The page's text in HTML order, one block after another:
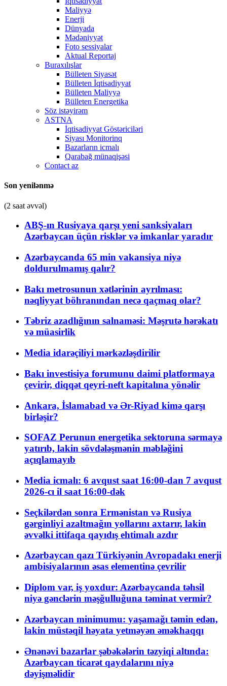
Maliyyə
Enerji
Dünyada
Mədəniyyət
Foto sessiyalar
Aktual Reportaj
Buraxılışlar
Bülleten Siyasət
Bülleten İqtisadiyyat
Bülleten Maliyyə
Bülleten Energetika
Söz istəyirəm
ASTNA
İqtisadiyyat Göstəriciləri
Siyası Monitorinq
Bazarların icmalı
Qarabağ münaqişəsi
Contact az
Son yenilənmə
(2 saat əvvəl)
ABŞ-ın Rusiyaya qarşı yeni sanksiyaları
Azərbaycan üçün risklər və imkanlar yaradır
Azərbaycanda 65 min vakansiya niyə
doldurulmamış qalır?
Bakı metrosunun xətlərinin ayrılması:
nəqliyyat böhranından necə qaçmaq olar?
Təbriz azadlığının salnaməsi: Məşrutə hərəkatı
və müasirlik
Media idarəçiliyi mərkəzləşdirilir
Bakı investisiya forumunu daimi platformaya
çevirir, diqqət qeyri-neft kapitalına yönəlir
Ankara, İslamabad və Ər-Riyad kimə qarşı
birləşir?
SOFAZ Perunun energetika sektoruna sərmayə
yatırıb, lakin sövdələşmənin məbləğini
açıqlamayıb
Media icmalı: 6 avqust saat 16:00-dan 7 avqust
2026-cı il saat 16:00-dək
Seçkilərdən sonra Ermənistan və Rusiya
gərginliyi azaltmağın yollarını axtarır, lakin
əvvəlki ittifaqa qayıdış ehtimalı azdır
Azərbaycan qazı Türkiyənin Avropadakı enerji
ambisiyalarının əsas elementinə çevrilir
Diplom var, iş yoxdur: Azərbaycanda təhsil
niyə gənclərin məşğulluğuna təminat vermir?
Azərbaycan minimumu: yaşamağı təmin edən,
lakin müstəqil həyata yetməyən əməkhaqqı
Ənənəvi bazarlar şəbəkələrin təzyiqi altında:
Azərbaycan ticarət qaydalarını niyə
dəyişməlidir